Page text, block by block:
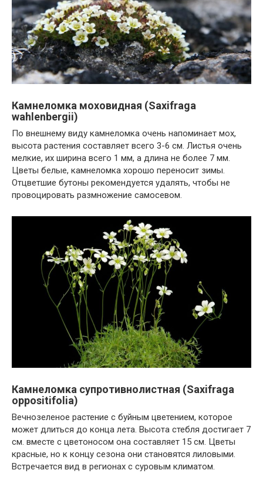
Камнеломка моховидная (Saxifraga
wahlenbergii)
По внешнему виду камнеломка очень напоминает мох,
высота растения составляет всего 3-6 см. Листья очень
мелкие, их ширина всего 1 мм, а длина не более 7 мм.
Цветы белые, камнеломка хорошо переносит зимы.
Отцветшие бутоны рекомендуется удалять, чтобы не
провоцировать размножение самосевом.
Камнеломка супротивнолистная (Saxifraga
oppositifolia)
Вечнозеленое растение с буйным цветением, которое
может длиться до конца лета. Высота стебля достигает 7
см. вместе с цветоносом она составляет 15 см. Цветы
красные, но к концу сезона они становятся лиловыми.
Встречается вид в регионах с суровым климатом.